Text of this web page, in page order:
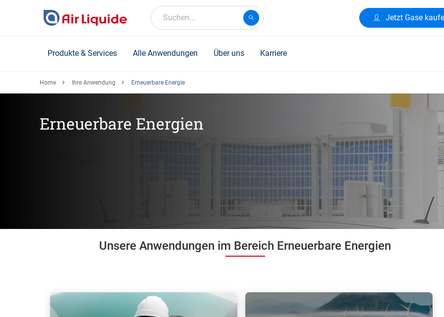
Suchen... Jetzt Gase
Produkte & Services Alle Anwendungen Über uns Karriere
Home Ihre Anwendung Erneuerbare Energie
Erneuerbare Energien
Unsere Anwendungen im Bereich Erneuerbare Energien